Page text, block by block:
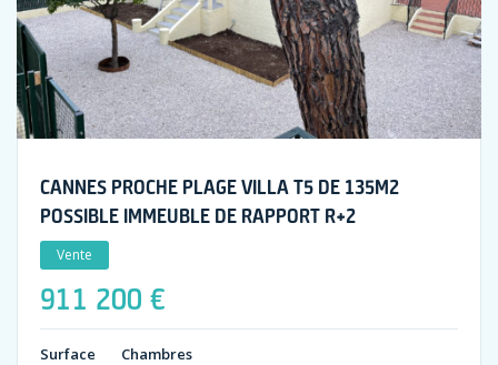
CANNES PROCHE PLAGE VILLA T5 DE 135M2
POSSIBLE IMMEUBLE DE RAPPORT R+2
Vente
911 200 €
Surface
Chambres